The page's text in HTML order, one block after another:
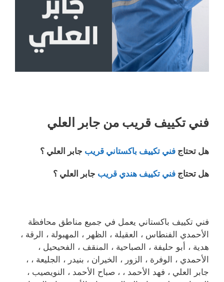
فني تكييف قريب من جابر العلي
هل تحتاج فني تكييف باكستاني قريب جابر العلي ؟
هل تحتاج فني تكييف هندي قريب جابر العلي ؟
فني تكييف باكستاني يعمل في جميع مناطق محافظة
الأحمدي الفنطاس ، العقيلة ، الظهر ، المهبولة ، الرقة ،
هدية ، أبو حليفة ، الصباحية ، المنقف ، الفحيحيل ،
الأحمدي ، الوفرة ، الزور ، الخيران ، بنيدر ، الجليعة ، ،
جابر العلي ، فهد الأحمد ، ، صباح الأحمد ، النويصيب ،